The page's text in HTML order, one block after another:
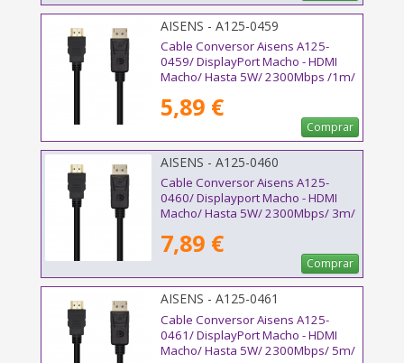
AISENS - A125-0459
Cable Conversor Aisens A125-
0459/ DisplayPort Macho - HDMI
Macho/ Hasta 5W/ 2300Mbps /1m/
5,89 €
Comprar
AISENS - A125-0460
Cable Conversor Aisens A125-
0460/ Displayport Macho - HDMI
Macho/ Hasta 5W/ 2300Mbps/ 3m/
7,89 €
Comprar
AISENS - A125-0461
Cable Conversor Aisens A125-
0461/ DisplayPort Macho - HDMI
Macho/ Hasta 5W/ 2300Mbps/ 5m/